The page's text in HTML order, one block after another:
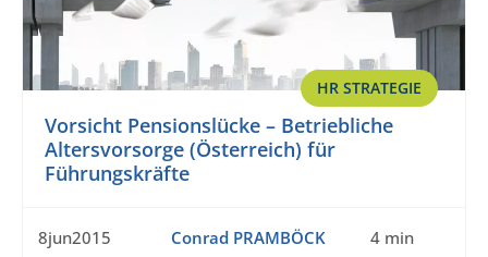
HR STRATEGIE
Vorsicht Pensionslücke – Betriebliche
Altersvorsorge (Österreich) für
Führungskräfte
8jun2015 Conrad PRAMBÖCK 4 min